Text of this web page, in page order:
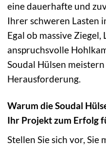
eine dauerhafte und
Ihrer schweren Lasten
Egal ob massive
anspruchsvolle
Soudal Hülsen meistern
Herausforderung.
Warum die Soudal
Ihr Projekt zum Erfolg
Stellen Sie sich vor, Sie